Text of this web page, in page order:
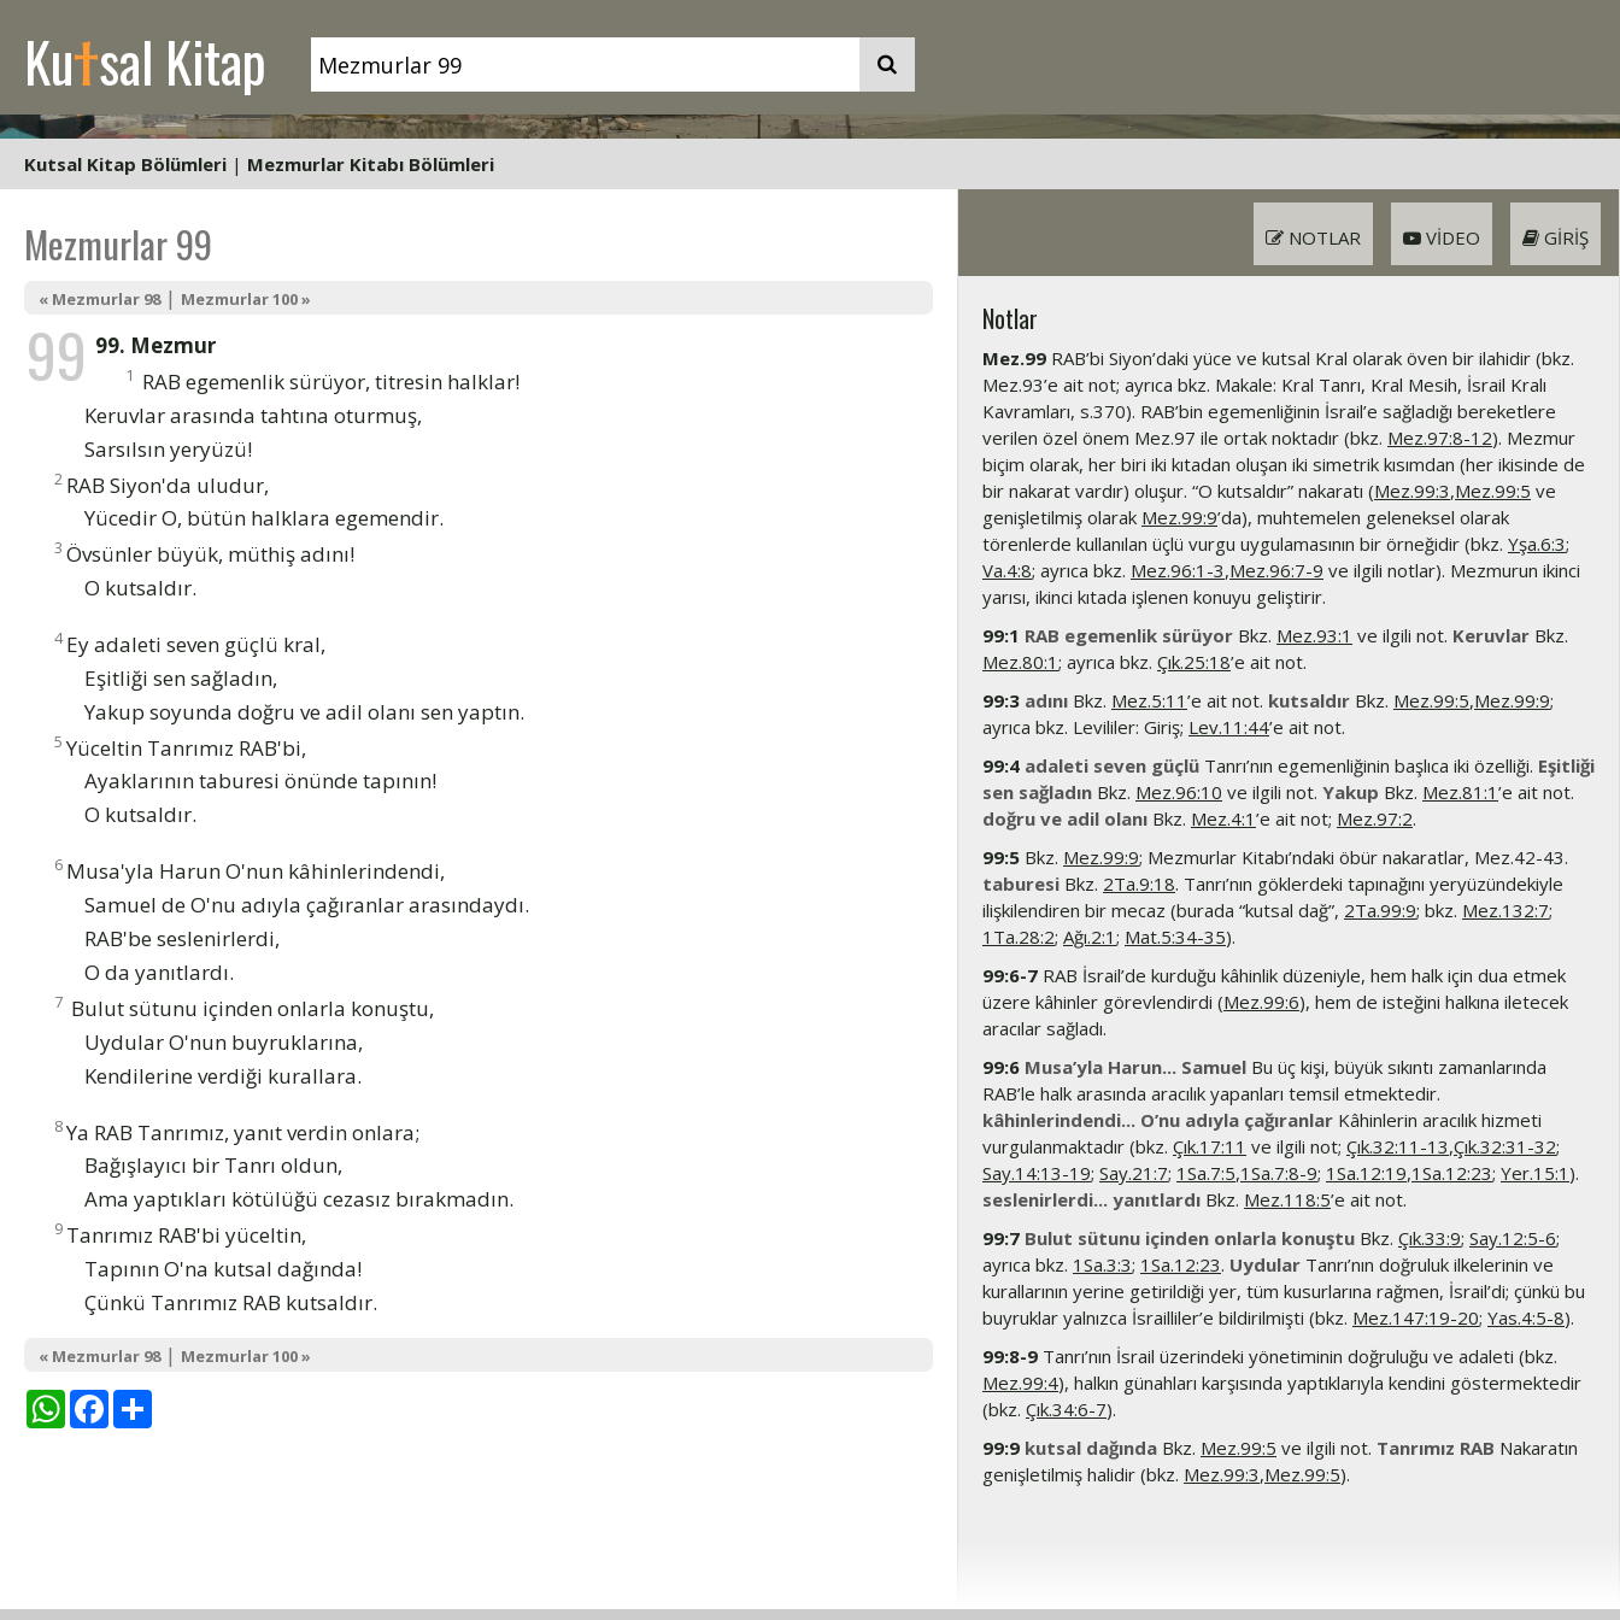
Kutsal Kitap
Kutsal Kitap Bölümleri | Mezmurlar Kitabı Bölümleri
Mezmurlar 99
« Mezmurlar 98| Mezmurlar 100 »
99 99. Mezmur
1 RAB egemenlik sürüyor, titresin halklar!
Keruvlar arasında tahtına oturmuş,
Sarsılsın yeryüzü!
2 RAB Siyon'da uludur,
Yücedir O, bütün halklara egemendir.
3 Övsünler büyük, müthiş adını!
O kutsaldır.
4 Ey adaleti seven güçlü kral,
Eşitliği sen sağladın,
Yakup soyunda doğru ve adil olanı sen yaptın.
5 Yüceltin Tanrımız RAB'bi,
Ayaklarının taburesi önünde tapının!
O kutsaldır.
6 Musa'yla Harun O'nun kâhinlerindendi,
Samuel de O'nu adıyla çağıranlar arasındaydı.
RAB'be seslenirlerdi,
O da yanıtlardı.
7 Bulut sütunu içinden onlarla konuştu,
Uydular O'nun buyruklarına,
Kendilerine verdiği kurallara.
8Ya RAB Tanrımız, yanıt verdin onlara;
Bağışlayıcı bir Tanrı oldun,
Ama yaptıkları kötülüğü cezasız bırakmadın.
9 Tanrımız RAB'bi yüceltin,
Tapının O'na kutsal dağında!
Çünkü Tanrımız RAB kutsaldır.
« Mezmurlar 98| Mezmurlar 100 »
WhatsAppFacebook
GIRIŞ
VIDEO
NOTLAR
Notlar
Mez.99 RAB’bi Siyon’daki yüce ve kutsal Kral olarak öven bir ilahidir (bkz.
Mez.93’e ait not; ayrıca bkz. Makale: Kral Tanrı, Kral Mesih, İsrail Kralı
Kavramları, s.370). RAB’bin egemenliğinin İsrail’e sağladığı bereketlere
verilen özel önem Mez.97 ile ortak noktadır (bkz. Mez.97:8-12). Mezmur
biçim olarak, her biri iki kıtadan oluşan iki simetrik kısımdan (her ikisinde de
bir nakarat vardır) oluşur. “O kutsaldır” nakaratı (Mez.99:3,Mez.99:5 ve
genişletilmiş olarak Mez.99:9’da), muhtemelen geleneksel olarak
törenlerde kullanılan üçlü vurgu uygulamasının bir örneğidir (bkz. Yşa.6:3;
Va.4:8; ayrıca bkz. Mez.96:1-3,Mez.96:7-9 ve ilgili notlar). Mezmurun ikinci
yarısı, ikinci kıtada işlenen konuyu geliştirir.
99:1 RAB egemenlik sürüyor Bkz. Mez.93:1 ve ilgili not. Keruvlar Bkz.
Mez.80:1 ; ayrıca bkz. Çık.25:18’e ait not.
99:3 adını Bkz. Mez.5:11 ’e ait not. kutsaldır Bkz. Mez.99:5,Mez.99:9;
ayrıca bkz. Levililer: Giriş; Lev.11:44’e ait not.
99:4 adaleti seven güçlü Tanrı’nın egemenliğinin başlıca iki özelliği. Eşitliği
sen sağladın Bkz. Mez.96:10 ve ilgili not. Yakup Bkz. Mez.81:1 ’e ait not.
doğru ve adil olanı Bkz. Mez.4:1 ’e ait not; Mez.97:2.
99:5 Bkz. Mez.99:9; Mezmurlar Kitabı’ndaki öbür nakaratlar, Mez.42-43.
taburesi Bkz. 2Ta.9:18. Tanrı’nın göklerdeki tapınağını yeryüzündekiyle
ilişkilendiren bir mecaz (burada “kutsal dağ”, 2Ta.99:9; bkz. Mez.132:7;
1Ta.28:2; Ağı.2:1 ; Mat.5:34-35).
99:6-7 RAB İsrail’de kurduğu kâhinlik düzeniyle, hem halk için dua etmek
üzere kâhinler görevlendirdi (Mez.99:6), hem de isteğini halkına iletecek
aracılar sağladı.
99:6 Musa’yla Harun... Samuel Bu üç kişi, büyük sıkıntı zamanlarında
RAB’le halk arasında aracılık yapanları temsil etmektedir.
kâhinlerindendi... O’nu adıyla çağıranlar Kâhinlerin aracılık hizmeti
vurgulanmaktadır (bkz. Çık.17:11 ve ilgili not; Çık.32:11-13,Çık.32:31-32;
Say.14:13-19; Say.21:7; 1Sa.7:5,1Sa.7:8-9; 1Sa.12:19,1Sa.12:23; Yer.15:1 ).
seslenirlerdi... yanıtlardı Bkz. Mez.118:5’e ait not.
99:7 Bulut sütunu içinden onlarla konuştu Bkz. Çık.33:9; Say.12:5-6;
ayrıca bkz. 1Sa.3:3; 1Sa.12:23. Uydular Tanrı’nın doğruluk ilkelerinin ve
kurallarının yerine getirildiği yer, tüm kusurlarına rağmen, İsrail’di; çünkü bu
buyruklar yalnızca İsrailliler’e bildirilmişti (bkz. Mez.147:19-20; Yas.4:5-8).
99:8-9 Tanrı’nın İsrail üzerindeki yönetiminin doğruluğu ve adaleti (bkz.
Mez.99:4), halkın günahları karşısında yaptıklarıyla kendini göstermektedir
(bkz. Çık.34:6-7).
99:9 kutsal dağında Bkz. Mez.99:5 ve ilgili not. Tanrımız RAB Nakaratın
genişletilmiş halidir (bkz. Mez.99:3,Mez.99:5).